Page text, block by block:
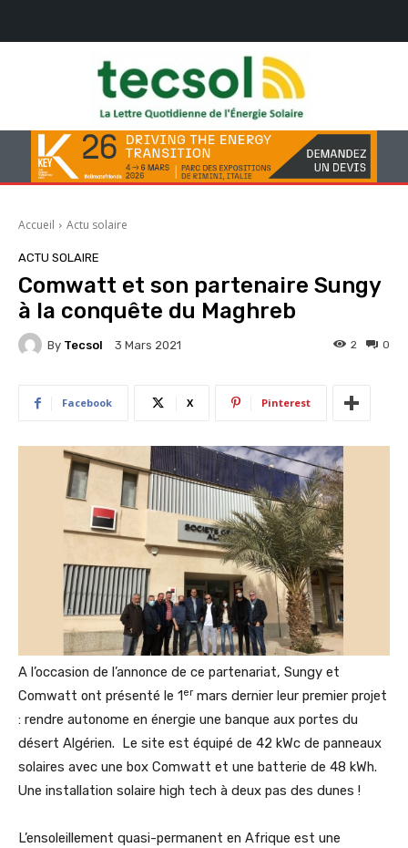
Accueil Actu solaire
ACTU SOLAIRE
Comwatt et son partenaire Sungy
à la conquête du Maghreb
By Tecsol 3 Mars 2021 0
2
Facebook X Pinterest
A l’occasion de l’annonce de ce partenariat, Sungy et
Comwatt ont présenté le 1 er mars dernier leur premier projet
: rendre autonome en énergie une banque aux portes du
désert Algérien. Le site est équipé de 42 kWc de panneaux
solaires avec une box Comwatt et une batterie de 48 kWh.
Une installation solaire high tech à deux pas des dunes !
L’ensoleillement quasi-permanent en Afrique est une